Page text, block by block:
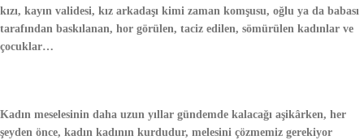
kızı, kayın validesi, kız arkadaşı kimi zaman komşusu, oğlu ya da babası
tarafından baskılanan, hor görülen, taciz edilen, sömürülen kadınlar ve
çocuklar…
Kadın meselesinin daha uzun yıllar gündemde kalacağı aşikârken, her
şeyden önce, kadın kadının kurdudur, melesini çözmemiz gerekiyor